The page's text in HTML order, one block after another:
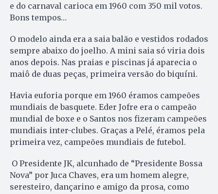
e do carnaval carioca em 1960 com 350 mil votos.
Bons tempos…
O modelo ainda era a saia balão e vestidos rodados
sempre abaixo do joelho. A mini saia só viria dois
anos depois. Nas praias e piscinas já aparecia o
maiô de duas peças, primeira versão do biquíni.
Havia euforia porque em 1960 éramos campeões
mundiais de basquete. Eder Jofre era o campeão
mundial de boxe e o Santos nos fizeram campeões
mundiais inter-clubes. Graças a Pelé, éramos pela
primeira vez, campeões mundiais de futebol.
O Presidente JK, alcunhado de “Presidente Bossa
Nova” por Juca Chaves, era um homem alegre,
seresteiro, dançarino e amigo da prosa, como